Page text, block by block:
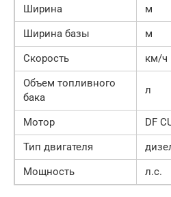
Ширина
м
Ширина базы
м
Скорость
км/ч
Объем топливного
бака
л
Мотор
DF
Тип двигателя
Мощность
л.с.